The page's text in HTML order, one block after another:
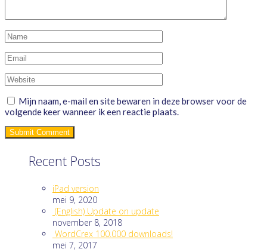
Mijn naam, e-mail en site bewaren in deze browser voor de
volgende keer wanneer ik een reactie plaats.
Recent Posts
iPad version
mei 9, 2020
(English) Update on update
november 8, 2018
WordCrex 100.000 downloads!
mei 7, 2017